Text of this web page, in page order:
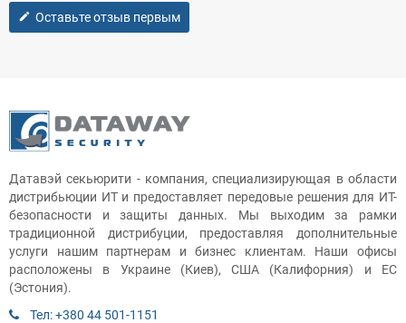
edit Оставьте отзыв первым
Датавэй секьюрити - компания, специализирующая в области
дистрибьюции ИТ и предоставляет передовые решения для ИТ-
безопасности и защиты данных. Мы выходим за рамки
традиционной дистрибуции, предоставляя дополнительные
услуги нашим партнерам и бизнес клиентам. Наши офисы
расположены в Украине (Киев), США (Калифорния) и ЕС
(Эстония).
Тел: +380 44 501-1151